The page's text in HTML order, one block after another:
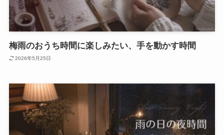
梅雨のおうち時間に楽しみたい、手を動かす時間
2026年5月25日